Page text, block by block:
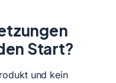
Start?
und kein